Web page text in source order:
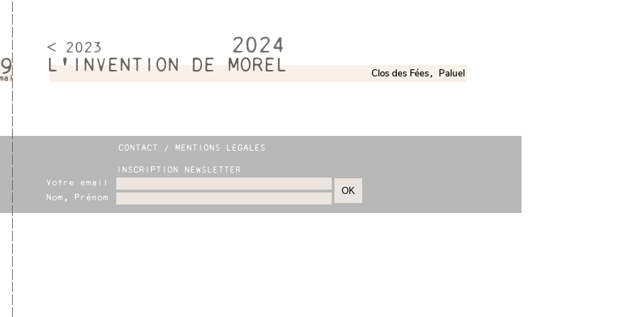
< 2023 2024
L'INVENTION DE MOREL Clos des Fées, Paluel
CONTACT / MENTIONS LEGALES
INSCRIPTION NEWSLETTER
Votre email
Nom, Prénom